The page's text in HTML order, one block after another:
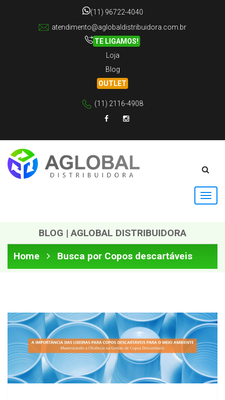
(11) 96722-4040
atendimento@aglobaldistribuidora.com.br
TE LIGAMOS!
Loja
Blog
OUTLET
(11) 2116-4908
BLOG | AGLOBAL DISTRIBUIDORA
Home
Busca por Copos descartáveis